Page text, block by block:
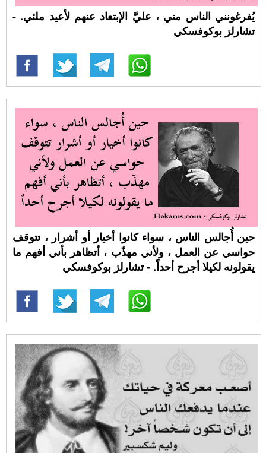
يُفرغونني الناس مني ، عليَّ الإبتعاد عنهم لأعيد ملئي. -
تشارلز بوكوفسكي
حين أُجالس الناس ، سواء كانوا أخيار أو أشرار ، تتوقف
حواسي عن العمل ، ولأني مهذّب ، أتظاهر بأني أفهم ما
يقولونه لكيلا أجرح أحداً. - تشارلز بوكوفسكي